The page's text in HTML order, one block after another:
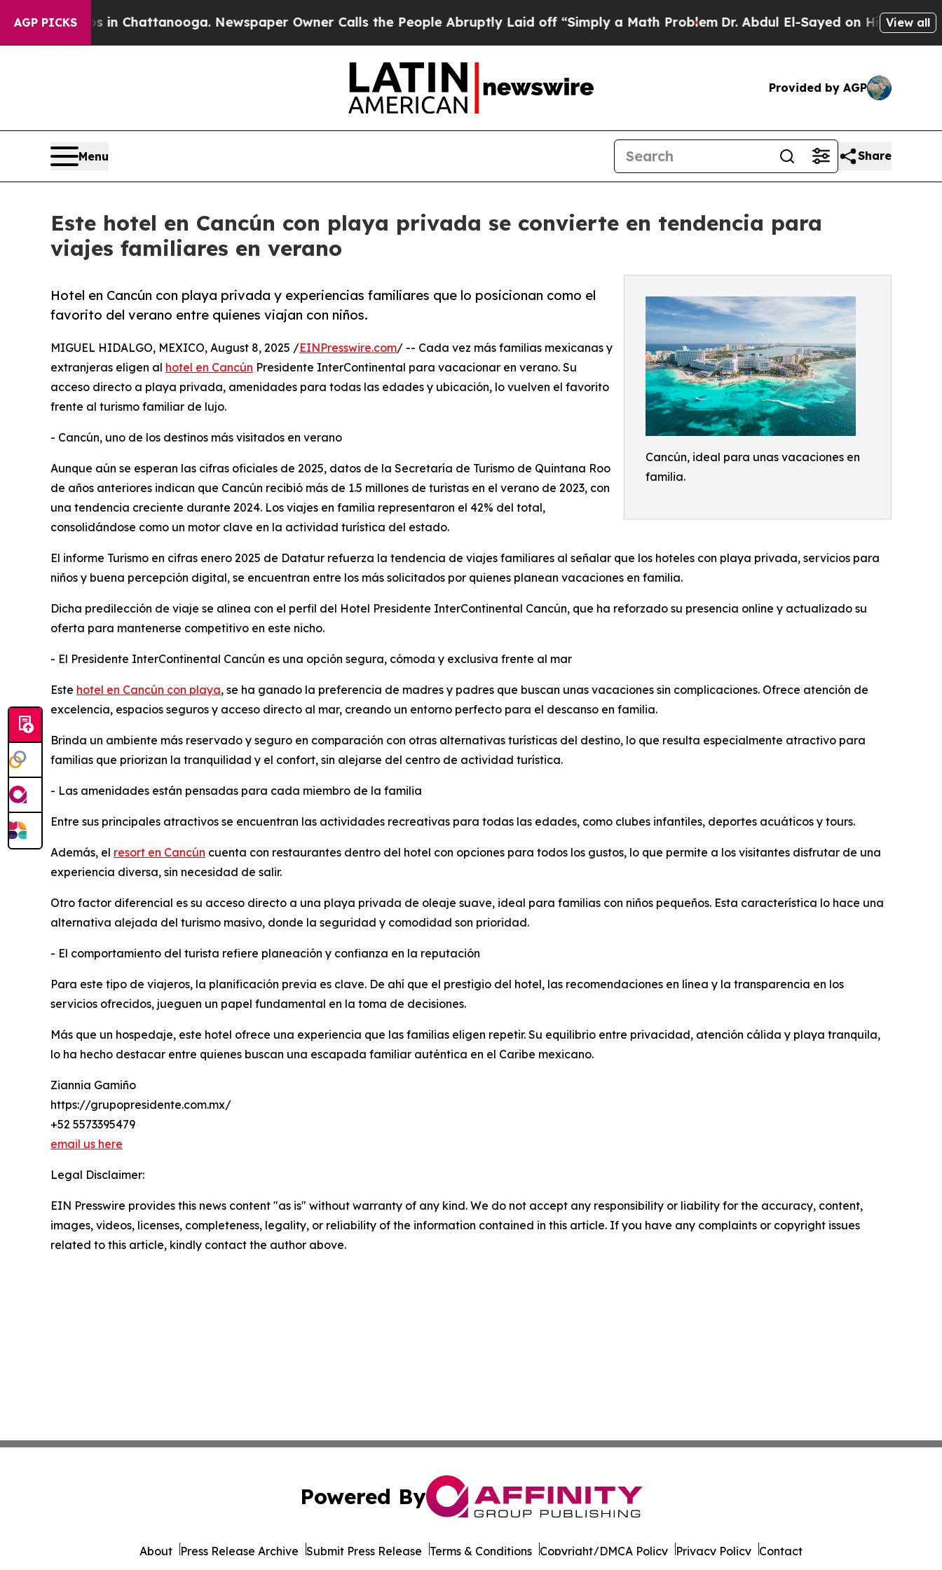
AGP PICKS
Chaos in Chattanooga. Newspaper Owner Calls the People Abruptly Laid off “Simply a Math ProblemDr. Abdul El-Sayed on Historic Michigan
View all
Provided by AGP
Menu Share
Este hotel en Cancún con playa privada se convierte en tendencia para
viajes familiares en verano
Cancún, ideal para unas vacaciones en
familia.
Hotel en Cancún con playa privada y experiencias familiares que lo posicionan como el
favorito del verano entre quienes viajan con niños.
MIGUEL HIDALGO, MEXICO, August 8, 2025 /EINPresswire.com/ -- Cada vez más familias mexicanas y
extranjeras eligen al hotel en Cancún Presidente InterContinental para vacacionar en verano. Su
acceso directo a playa privada, amenidades para todas las edades y ubicación, lo vuelven el favorito
frente al turismo familiar de lujo.
- Cancún, uno de los destinos más visitados en verano
Aunque aún se esperan las cifras oficiales de 2025, datos de la Secretaría de Turismo de Quintana Roo
de años anteriores indican que Cancún recibió más de 1.5 millones de turistas en el verano de 2023, con
una tendencia creciente durante 2024. Los viajes en familia representaron el 42% del total,
consolidándose como un motor clave en la actividad turística del estado.
El informe Turismo en cifras enero 2025 de Datatur refuerza la tendencia de viajes familiares al señalar que los hoteles con playa privada, servicios para
niños y buena percepción digital, se encuentran entre los más solicitados por quienes planean vacaciones en familia.
Dicha predilección de viaje se alinea con el perfil del Hotel Presidente InterContinental Cancún, que ha reforzado su presencia online y actualizado su
oferta para mantenerse competitivo en este nicho.
- El Presidente InterContinental Cancún es una opción segura, cómoda y exclusiva frente al mar
Este hotel en Cancún con playa, se ha ganado la preferencia de madres y padres que buscan unas vacaciones sin complicaciones. Ofrece atención de
excelencia, espacios seguros y acceso directo al mar, creando un entorno perfecto para el descanso en familia.
Brinda un ambiente más reservado y seguro en comparación con otras alternativas turísticas del destino, lo que resulta especialmente atractivo para
familias que priorizan la tranquilidad y el confort, sin alejarse del centro de actividad turística.
- Las amenidades están pensadas para cada miembro de la familia
Entre sus principales atractivos se encuentran las actividades recreativas para todas las edades, como clubes infantiles, deportes acuáticos y tours.
Además, el resort en Cancún cuenta con restaurantes dentro del hotel con opciones para todos los gustos, lo que permite a los visitantes disfrutar de una
experiencia diversa, sin necesidad de salir.
Otro factor diferencial es su acceso directo a una playa privada de oleaje suave, ideal para familias con niños pequeños. Esta característica lo hace una
alternativa alejada del turismo masivo, donde la seguridad y comodidad son prioridad.
- El comportamiento del turista refiere planeación y confianza en la reputación
Para este tipo de viajeros, la planificación previa es clave. De ahí que el prestigio del hotel, las recomendaciones en línea y la transparencia en los
servicios ofrecidos, jueguen un papel fundamental en la toma de decisiones.
Más que un hospedaje, este hotel ofrece una experiencia que las familias eligen repetir. Su equilibrio entre privacidad, atención cálida y playa tranquila,
lo ha hecho destacar entre quienes buscan una escapada familiar auténtica en el Caribe mexicano.
Ziannia Gamiño
https://grupopresidente.com.mx/
+52 5573395479
email us here
Legal Disclaimer:
EIN Presswire provides this news content "as is" without warranty of any kind. We do not accept any responsibility or liability for the accuracy, content,
images, videos, licenses, completeness, legality, or reliability of the information contained in this article. If you have any complaints or copyright issues
related to this article, kindly contact the author above.
Powered By
About Press Release Archive Submit Press Release Terms & Conditions Copyright/DMCA Policy Privacy Policy Contact